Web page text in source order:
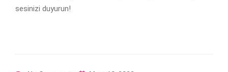
sesinizi duyurun!